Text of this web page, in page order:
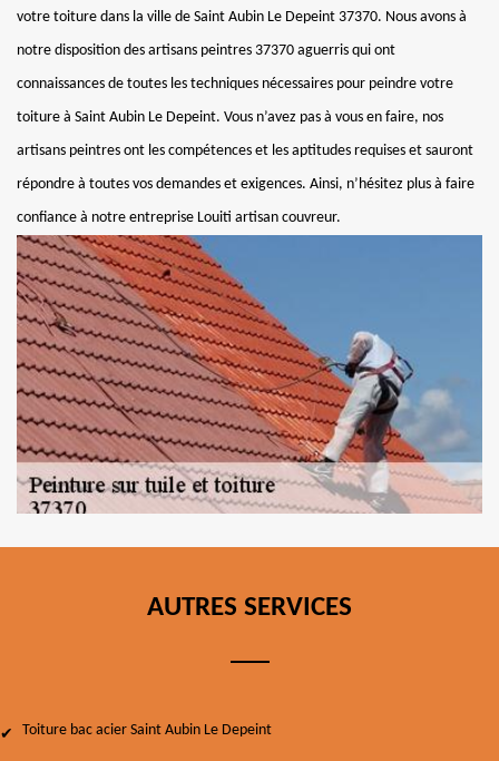
votre toiture dans la ville de Saint Aubin Le Depeint 37370. Nous avons à
notre disposition des artisans peintres 37370 aguerris qui ont
connaissances de toutes les techniques nécessaires pour peindre votre
toiture à Saint Aubin Le Depeint. Vous n’avez pas à vous en faire, nos
artisans peintres ont les compétences et les aptitudes requises et sauront
répondre à toutes vos demandes et exigences. Ainsi, n’hésitez plus à faire
confiance à notre entreprise Louiti artisan couvreur.
AUTRES SERVICES
Toiture bac acier Saint Aubin Le Depeint